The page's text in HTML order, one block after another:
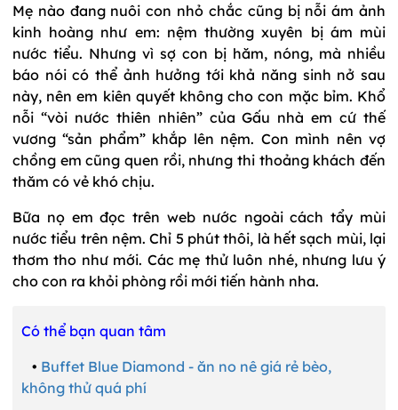
Mẹ nào đang nuôi con nhỏ chắc cũng bị nỗi ám ảnh
kinh hoàng như em: nệm thường xuyên bị ám mùi
nước tiểu. Nhưng vì sợ con bị hăm, nóng, mà nhiều
báo nói có thể ảnh hưởng tới khả năng sinh nở sau
này, nên em kiên quyết không cho con mặc bỉm. Khổ
nỗi “vòi nước thiên nhiên” của Gấu nhà em cứ thế
vương “sản phẩm” khắp lên nệm. Con mình nên vợ
chồng em cũng quen rồi, nhưng thi thoảng khách đến
thăm có vẻ khó chịu.
Bữa nọ em đọc trên web nước ngoài cách tẩy mùi
nước tiểu trên nệm. Chỉ 5 phút thôi, là hết sạch mùi, lại
thơm tho như mới. Các mẹ thử luôn nhé, nhưng lưu ý
cho con ra khỏi phòng rồi mới tiến hành nha.
Có thể bạn quan tâm
• Buffet Blue Diamond - ăn no nê giá rẻ bèo,
không thử quá phí